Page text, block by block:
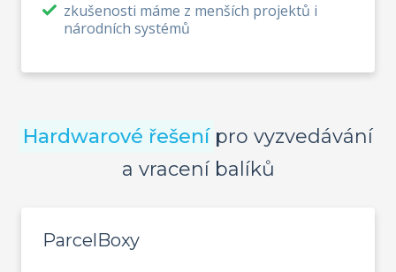
zkušenosti máme z menších projektů i
národních systémů
Hardwarové řešenípro vyzvedávání
a vracení balíků
ParcelBoxy